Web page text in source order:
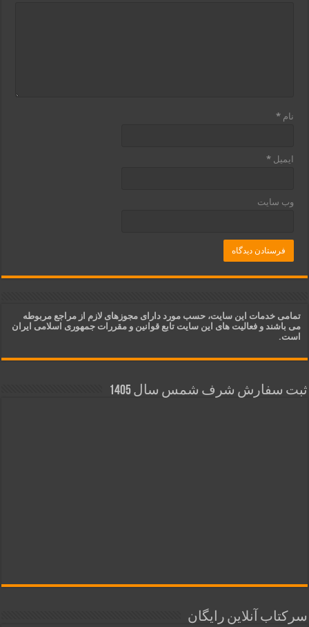
نام*
ایمیل*
وب‌ سایت
تمامی خدمات این سایت، حسب مورد دارای مجوزهای لازم از مراجع مربوطه
می باشند و فعالیت های این سایت تابع قوانین و مقررات جمهوری اسلامی ایران
است.
ثبت سفارش شرف شمس سال 1405
سرکتاب آنلاین رایگان